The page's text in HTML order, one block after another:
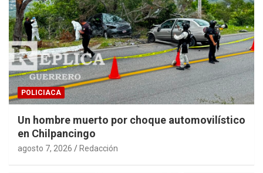
POLICIACA
Un hombre muerto por choque automovilístico
en Chilpancingo
agosto 7, 2026 Redacción